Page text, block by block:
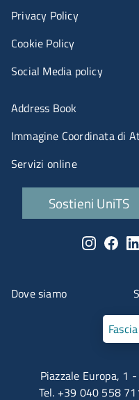
Piazzale Europa,
Tel. +39 040 558
Dove siamo
Privacy Policy
Cookie Policy
Social Media policy
Address Book
Immagine Coordinata di
Servizi online
Quick links
Sostieni UniTS